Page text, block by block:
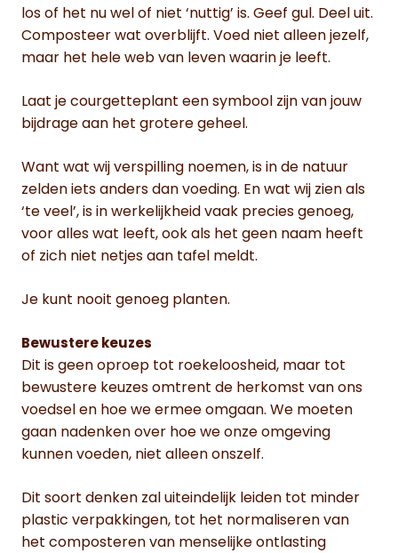
los of het nu wel of niet ‘nuttig’ is. Geef gul. Deel uit.
Composteer wat overblijft. Voed niet alleen jezelf,
maar het hele web van leven waarin je leeft.
Laat je courgetteplant een symbool zijn van jouw
bijdrage aan het grotere geheel.
Want wat wij verspilling noemen, is in de natuur
zelden iets anders dan voeding. En wat wij zien als
‘te veel’, is in werkelijkheid vaak precies genoeg,
voor alles wat leeft, ook als het geen naam heeft
of zich niet netjes aan tafel meldt.
Je kunt nooit genoeg planten.
Bewustere keuzes
Dit is geen oproep tot roekeloosheid, maar tot
bewustere keuzes omtrent de herkomst van ons
voedsel en hoe we ermee omgaan. We moeten
gaan nadenken over hoe we onze omgeving
kunnen voeden, niet alleen onszelf.
Dit soort denken zal uiteindelijk leiden tot minder
plastic verpakkingen, tot het normaliseren van
het composteren van menselijke ontlasting